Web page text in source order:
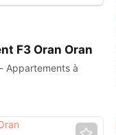
F3 Oran Oran
Appartements à